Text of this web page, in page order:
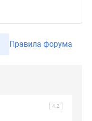
Правила форума
4.2